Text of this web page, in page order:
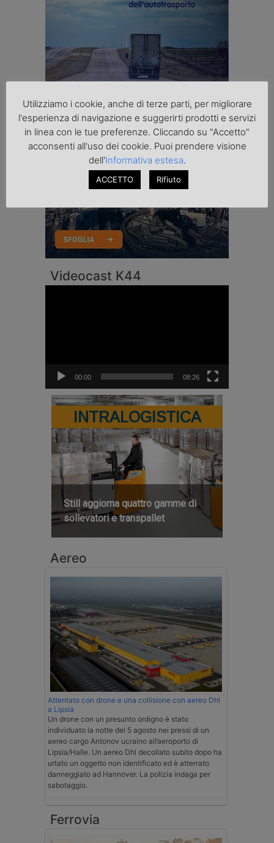
Videocast K44
00:00 08:26
INTRALOGISTICA
Still aggiorna quattro gamme di
sollevatori e transpallet
Aereo
Attentato con drone e una collisione con aereo Dhl
a Lipsia
Un drone con un presunto ordigno è stato
individuato la notte del 5 agosto nei pressi di un
aereo cargo Antonov ucraino all’aeroporto di
Lipsia/Halle. Un aereo Dhl decollato subito dopo ha
urtato un oggetto non identificato ed è atterrato
danneggiato ad Hannover. La polizia indaga per
sabotaggio.
Ferrovia
Utilizziamo i cookie, anche di terze parti, per migliorare
l'esperienza di navigazione e suggerirti prodotti e servizi
in linea con le tue preferenze. Cliccando su "Accetto"
acconsenti all'uso dei cookie. Puoi prendere visione
dell'Informativa estesa.
ACCETTO Rifiuto